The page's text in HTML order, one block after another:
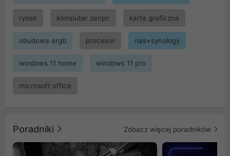
ryzen komputer zenpc karta graficzna
obudowa argb procesor nas+synology
windows 11 home windows 11 pro
microsoft office
Poradniki Zobacz więcej poradników